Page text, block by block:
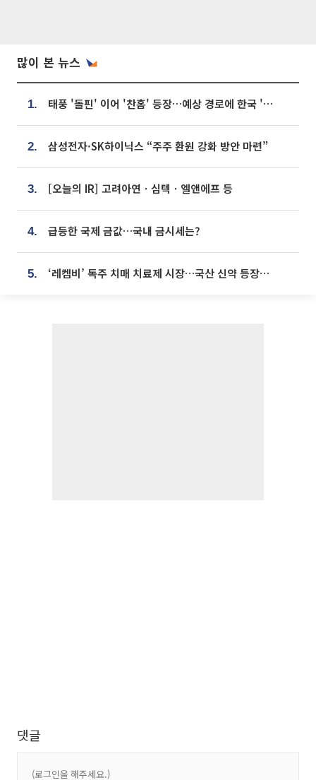
많이 본 뉴스
1. 태풍 '돌핀' 이어 '찬홈' 등장…예상 경로에 한국 '한숨'
2. 삼성전자·SK하이닉스 “주주 환원 강화 방안 마련”
3. [오늘의 IR] 고려아연ㆍ심텍ㆍ엘앤에프 등
4. 급등한 국제 금값…국내 금시세는?
5. ‘레켐비’ 독주 치매 치료제 시장…국산 신약 등장하나
댓글